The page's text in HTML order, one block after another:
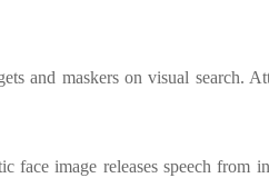
and maskers on visual search.
image releases speech from